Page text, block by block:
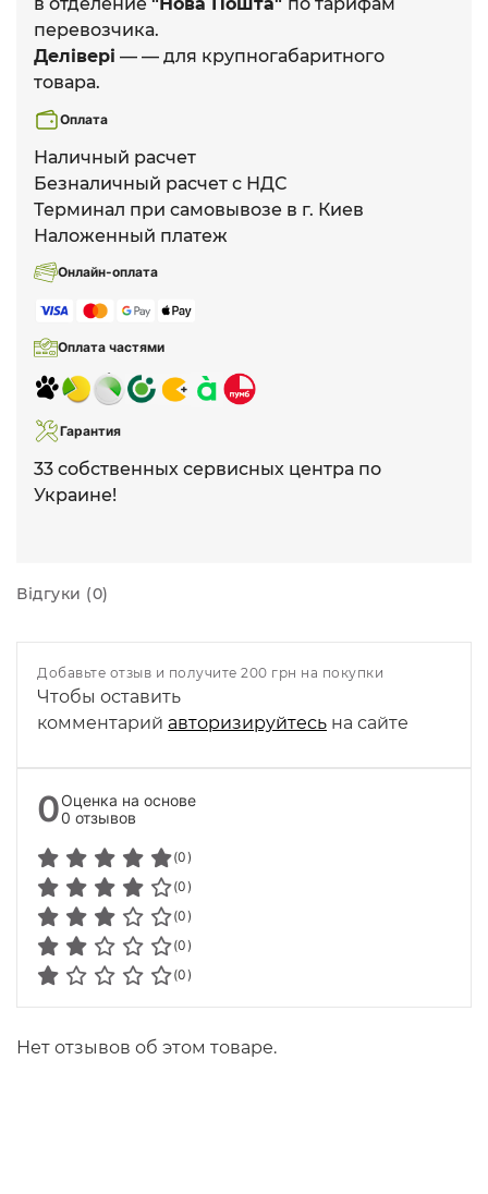
перевозчика.
Делівері — — для крупногабаритного
товара.
Оплата
Наличный расчет
Безналичный расчет с НДС
Терминал при самовывозе в г. Киев
Наложенный платеж
Онлайн-оплата
Оплата частями
Гарантия
33 собственных сервисных центра по
Украине!
Відгуки (0)
Добавьте отзыв и получите 200 грн на покупки
Чтобы оставить
комментарий авторизируйтесь на сайте
0Оценка на основе
0 отзывов
(0)
(0)
(0)
(0)
(0)
Нет отзывов об этом товаре.